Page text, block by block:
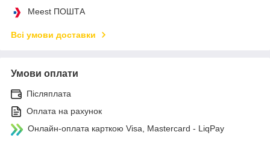
Meest ПОШТА
Всі умови доставки
Умови оплати
Післяплата
Оплата на рахунок
Онлайн-оплата карткою Visa, Mastercard - LiqPay